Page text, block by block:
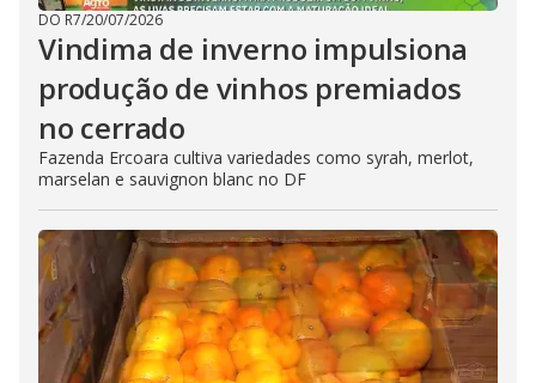
DO R7/20/07/2026
Vindima de inverno impulsiona
produção de vinhos premiados
no cerrado
Fazenda Ercoara cultiva variedades como syrah, merlot,
marselan e sauvignon blanc no DF